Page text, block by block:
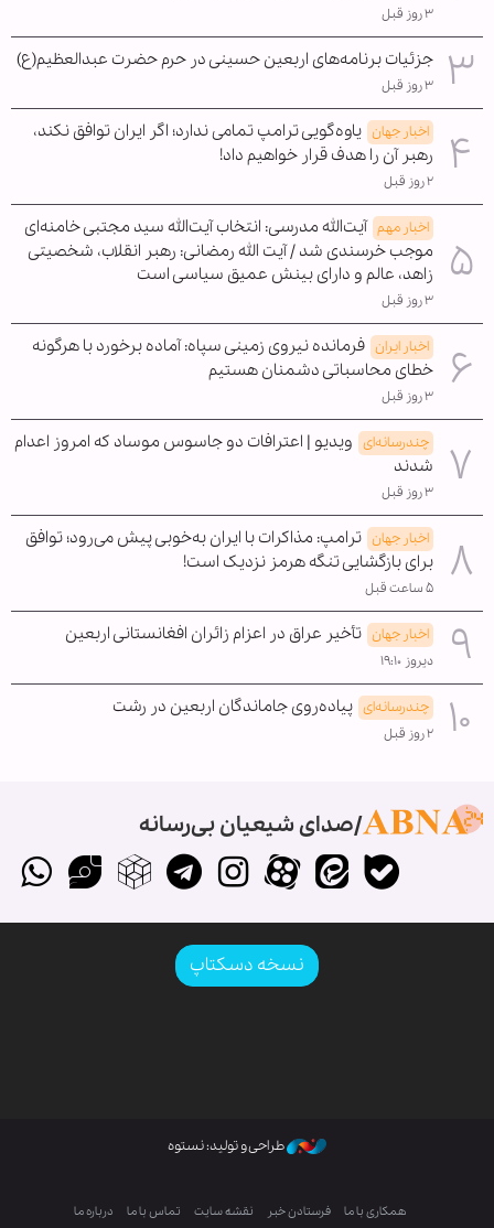
۳ روز قبل
جزئیات برنامه‌های اربعین حسینی در حرم حضرت عبدالعظیم(ع)
۳ روز قبل
اخبار جهان یاوه‌گویی ترامپ تمامی ندارد؛ اگر ایران توافق نکند،
رهبر آن را هدف قرار خواهیم داد!
۲ روز قبل
اخبار مهم آیت‌الله مدرسی: انتخاب آیت‌الله سید مجتبی خامنه‌ای
موجب خرسندی شد / آیت الله رمضانی: رهبر انقلاب، شخصیتی
زاهد، عالم و دارای بینش عمیق سیاسی است
۳ روز قبل
اخبار ایران فرمانده نیروی زمینی سپاه: آماده برخورد با هرگونه
خطای محاسباتی دشمنان هستیم
۳ روز قبل
چندرسانه‌ای ویدیو | اعترافات دو جاسوس موساد که امروز اعدام
شدند
۳ روز قبل
اخبار جهان ترامپ: مذاکرات با ایران به‌خوبی پیش می‌رود؛ توافق
برای بازگشایی تنگه هرمز نزدیک است!
۵ ساعت قبل
اخبار جهان تأخیر عراق در اعزام زائران افغانستانی اربعین
دیروز ۱۹:۱۰
چندرسانه‌ای پیاده‌روی جاماندگان اربعین در رشت
۲ روز قبل
صدای شیعیان بی‌رسانه
نسخه دسکتاپ
طراحی و تولید: نستوه
همکاری با ما فرستادن خبر نقشه سایت تماس با ما درباره ما